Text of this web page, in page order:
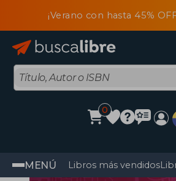
¡Verano con hasta 45%
0
MENÚ Libros más vendidos